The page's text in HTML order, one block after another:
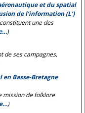
et du spatial
de l’information (L’)
une des
)
de ses campagnes,
Basse-Bretagne
mission de folklore
)